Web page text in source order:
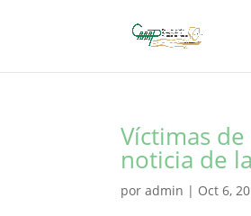
Víctimas
noticia de
poradmin | Oct 6,